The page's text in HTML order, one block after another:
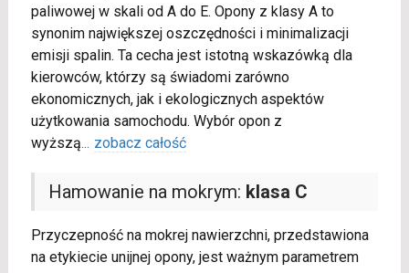
paliwowej w skali od A do E. Opony z klasy A to
synonim największej oszczędności i minimalizacji
emisji spalin. Ta cecha jest istotną wskazówką dla
kierowców, którzy są świadomi zarówno
ekonomicznych, jak i ekologicznych aspektów
użytkowania samochodu. Wybór opon z
wyższą... zobacz całość
Hamowanie na mokrym: klasa C
Przyczepność na mokrej nawierzchni, przedstawiona
na etykiecie unijnej opony, jest ważnym parametrem